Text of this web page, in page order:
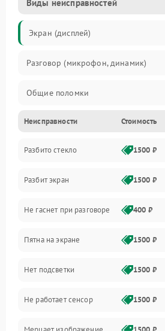
Виды неисправностей
Экран (дисплей)
Разговор (микрофон, динамик)
Общие поломки
Проблемы связи
Камеры
Проблемы с дисплеем и сенсором
Зарядка
Проблемы с питанием, зарядкой и
Проблемы с работой системы,
Неисправности Стоимость
Разбито стекло 1500 ₽
Разбит экран 1500 ₽
Не гаснет при разговоре 400 ₽
Пятна на экране 1500 ₽
Нет подсветки 1500 ₽
Не работает сенсор 1500 ₽